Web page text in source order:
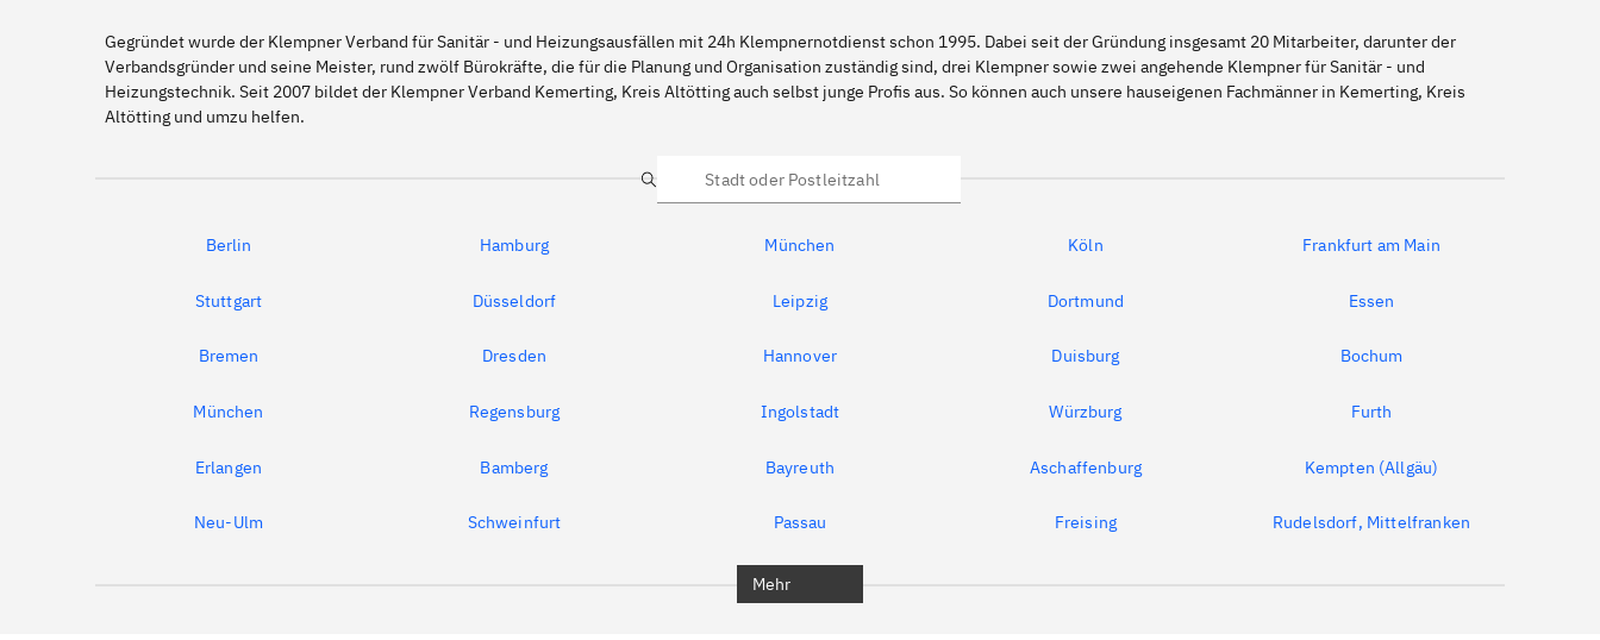
Gegründet wurde der Klempner Verband für Sanitär - und Heizungsausfällen mit 24h Klempnernotdienst schon 1995. Dabei seit der Gründung insgesamt 20 Mitarbeiter, darunter der
Verbandsgründer und seine Meister, rund zwölf Bürokräfte, die für die Planung und Organisation zuständig sind, drei Klempner sowie zwei angehende Klempner für Sanitär - und
Heizungstechnik. Seit 2007 bildet der Klempner Verband Kemerting, Kreis Altötting auch selbst junge Profis aus. So können auch unsere hauseigenen Fachmänner in Kemerting, Kreis
Altötting und umzu helfen.
Suche
Berlin Hamburg München Köln Frankfurt am Main
Stuttgart Düsseldorf Leipzig Dortmund Essen
Bremen Dresden Hannover Duisburg Bochum
München Regensburg Ingolstadt Würzburg Furth
Erlangen Bamberg Bayreuth Aschaffenburg Kempten (Allgäu)
Neu-Ulm Schweinfurt Passau Freising Rudelsdorf, Mittelfranken
Mehr